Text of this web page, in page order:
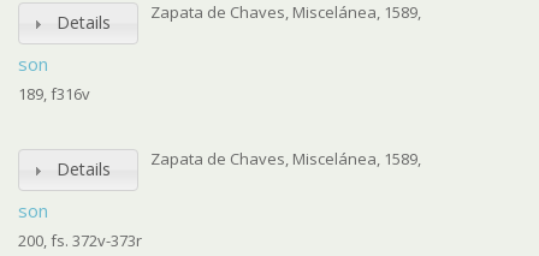
Details
son
Zapata de Chaves, Miscelánea, 1589,
189, f316v
Details
son
Zapata de Chaves, Miscelánea, 1589,
200, fs. 372v-373r